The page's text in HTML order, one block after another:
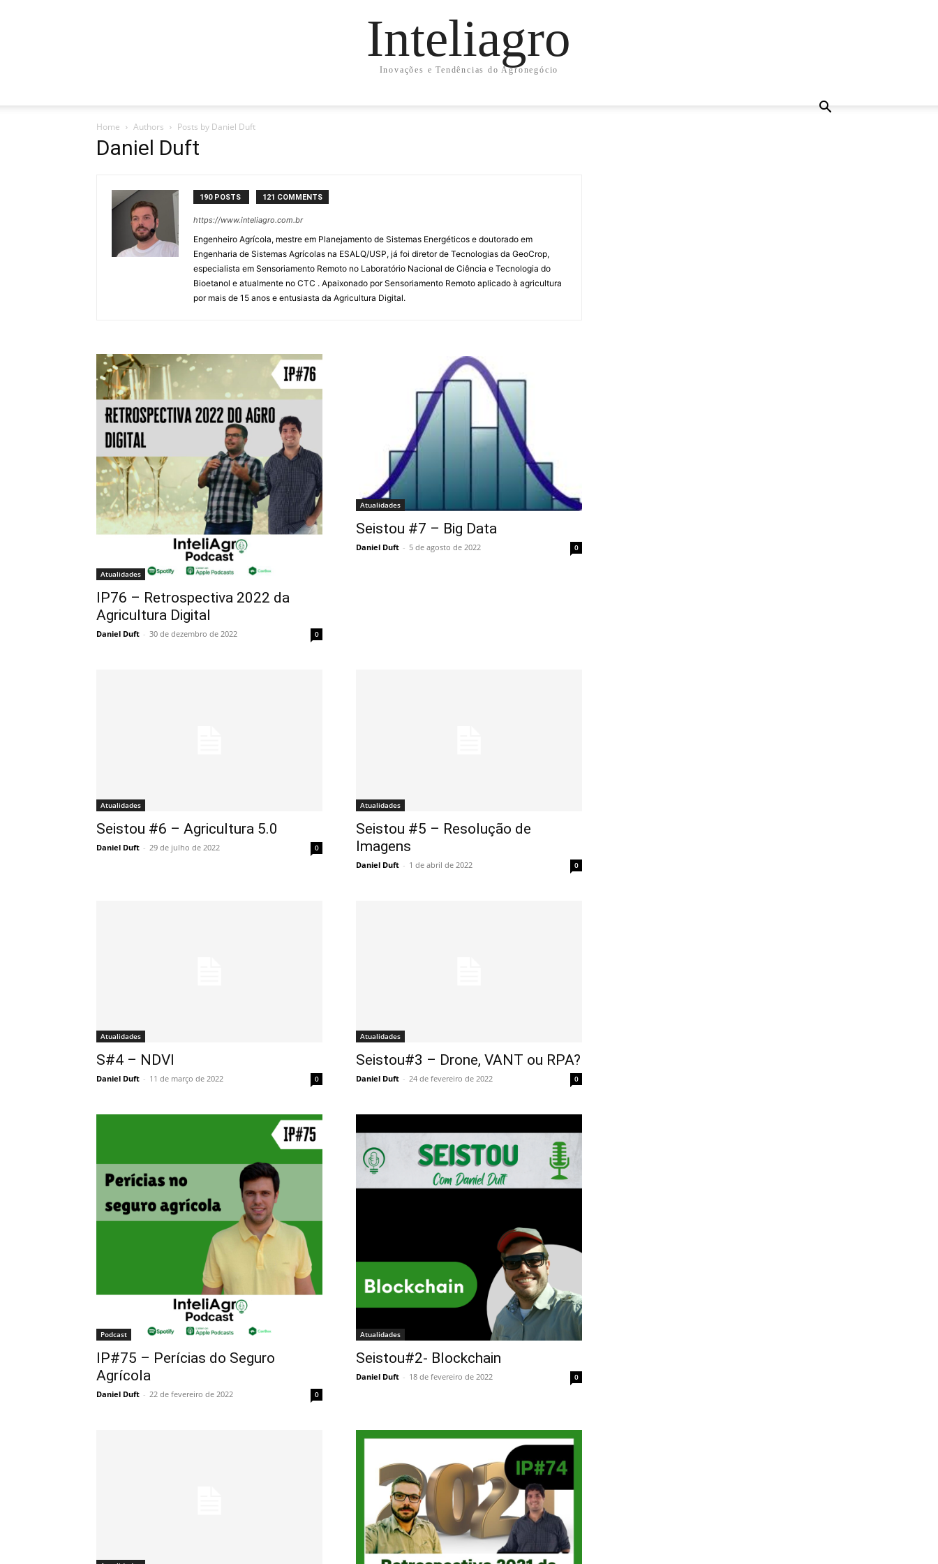
Inteliagro
Inovações e Tendências do Agronegócio
Home Authors Posts by Daniel Duft
Daniel Duft
190 POSTS 121 COMMENTS
https://www.inteliagro.com.br
Engenheiro Agrícola, mestre em Planejamento de Sistemas Energéticos e doutorado em
Engenharia de Sistemas Agrícolas na ESALQ/USP, já foi diretor de Tecnologias da GeoCrop,
especialista em Sensoriamento Remoto no Laboratório Nacional de Ciência e Tecnologia do
Bioetanol e atualmente no CTC . Apaixonado por Sensoriamento Remoto aplicado à agricultura
por mais de 15 anos e entusiasta da Agricultura Digital.
Atualidades
IP76 – Retrospectiva 2022 da
Agricultura Digital
Daniel Duft - 30 de dezembro de 2022 0
Atualidades
Seistou #7 – Big Data
Daniel Duft - 5 de agosto de 2022 0
Atualidades
Seistou #6 – Agricultura 5.0
Daniel Duft - 29 de julho de 2022 0
Atualidades
Seistou #5 – Resolução de
Imagens
Daniel Duft - 1 de abril de 2022 0
Atualidades
S#4 – NDVI
Daniel Duft - 11 de março de 2022 0
Atualidades
Seistou#3 – Drone, VANT ou RPA?
Daniel Duft - 24 de fevereiro de 2022 0
Podcast
IP#75 – Perícias do Seguro
Agrícola
Daniel Duft - 22 de fevereiro de 2022 0
Atualidades
Seistou#2- Blockchain
Daniel Duft - 18 de fevereiro de 2022 0